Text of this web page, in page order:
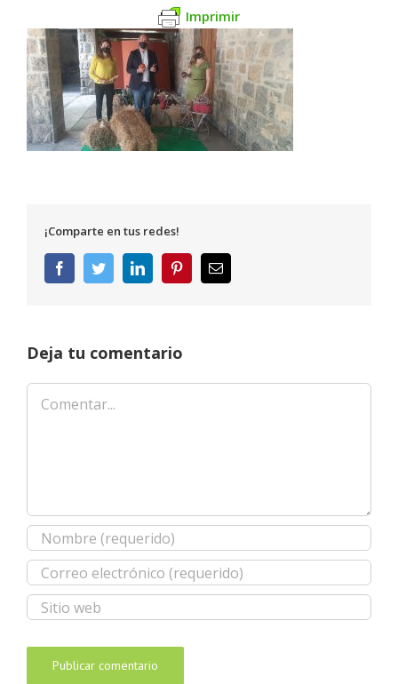
Imprimir
¡Comparte en tus redes!
FacebookTwitterLinkedInPinterestCorreo
electrónico
Deja tu comentario
Comentar